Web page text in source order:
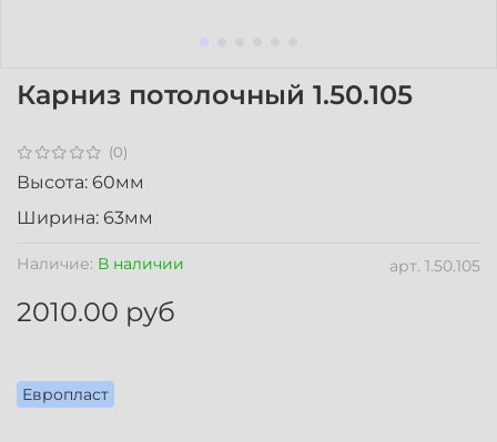
(0)
арт. 1.50.105
Наличие: В наличии
Европласт
Карниз потолочный 1.50.105
2010.00 руб
Высота: 60мм
Ширина: 63мм